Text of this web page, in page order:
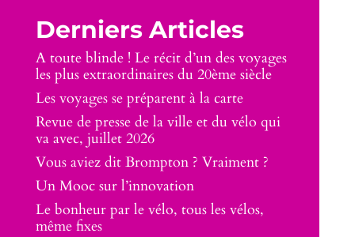
Derniers Articles
A toute blinde ! Le récit d’un des voyages
les plus extraordinaires du 20ème siècle
Les voyages se préparent à la carte
Revue de presse de la ville et du vélo qui
va avec, juillet 2026
Vous aviez dit Brompton ? Vraiment ?
Un Mooc sur l’innovation
Le bonheur par le vélo, tous les vélos,
même fixes